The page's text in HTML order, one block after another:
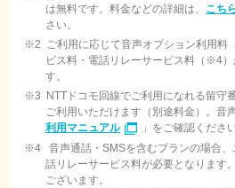
は無料です。料金などの詳細は、 こち
さい。
ご利用に応じて音声オプション利用
ビス料・電話リレーサービス料（※4
す。
NTTドコモ回線でご利用になれる留守
ご利用いただけます（別途料金）。音
利用マニュアル
」をご確認ください
音声通話・SMSを含むプランの場合
話リレーサービス料が必要となります
ございます。